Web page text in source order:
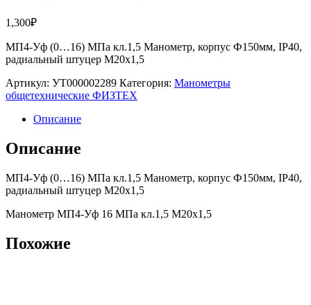
1,300₽
МП4-Уф (0…16) МПа кл.1,5 Манометр, корпус Ф150мм, IP40,
радиальный штуцер М20х1,5
Артикул: УТ000002289 Категория: Манометры
общетехнические ФИЗТЕХ
Описание
Описание
МП4-Уф (0…16) МПа кл.1,5 Манометр, корпус Ф150мм, IP40,
радиальный штуцер М20х1,5
Манометр МП4-Уф 16 МПа кл.1,5 М20х1,5
Похожие